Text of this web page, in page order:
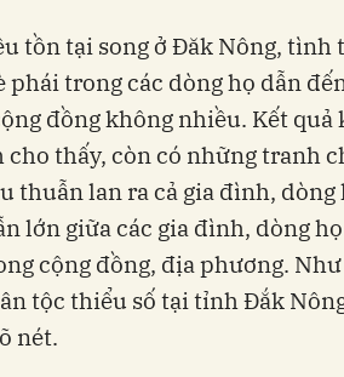
tồn tại song ở Đăk Nông, tình
phái trong các dòng họ dẫn
đồng không nhiều. Kết quả
thấy, còn có những tranh
thuẫn lan ra cả gia đình, dòng
lớn giữa các gia đình, dòng
cộng đồng, địa phương. Như
tộc thiểu số tại tỉnh Đắk
nét.